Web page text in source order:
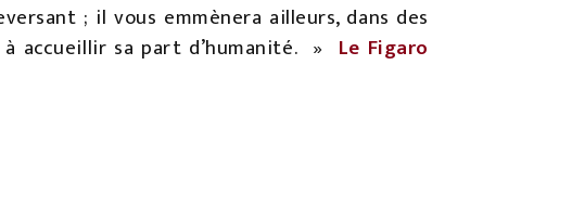
; il vous emmènera ailleurs, dans des
accueillir sa part d’humanité. » Le Figaro